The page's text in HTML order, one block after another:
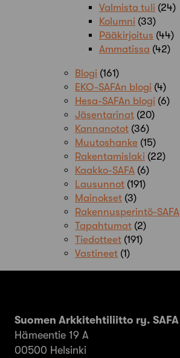
Valmista tuli (24)
Kolumni (33)
Pääkirjoitus (44)
Ammatissa (42)
Blogi (161)
EKO-SAFAn blogi (4)
Hesa-SAFAn blogi (6)
Jäsentarinat (20)
Kannanotot (36)
Muutoshanke (15)
Rakentamislaki (22)
Kaakko-SAFA (6)
Lausunnot (191)
Mainokset (3)
Rakennusperintö-SAFA
Tapahtumat (2)
Tiedotteet (191)
Vastineet (1)
Suomen Arkkitehtiliitto ry. SAFA
Hämeentie 19 A
00500 Helsinki